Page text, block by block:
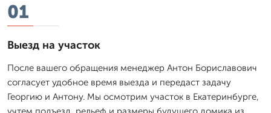
01
Выезд на участок
После вашего обращения менеджер Антон Бориславович
согласует удобное время выезда и передаст задачу
Георгию и Антону. Мы осмотрим участок в Екатеринбурге,